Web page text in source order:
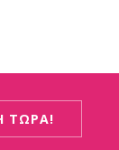
ΤΩΡΑ!